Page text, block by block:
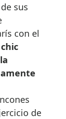
sus
con el
chic
de